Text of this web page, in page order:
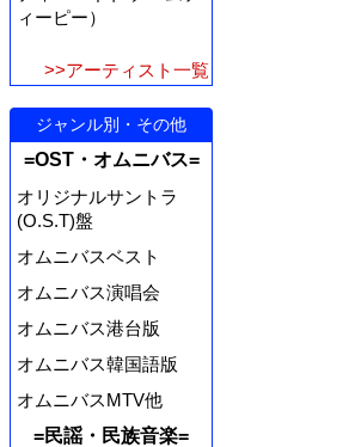
ィーピー）
>>アーティスト一覧
ジャンル別・その他
=OST・オムニバス=
オリジナルサントラ
(O.S.T)盤
オムニバスベスト
オムニバス演唱会
オムニバス港台版
オムニバス韓国語版
オムニバスMTV他
=民謡・民族音楽=